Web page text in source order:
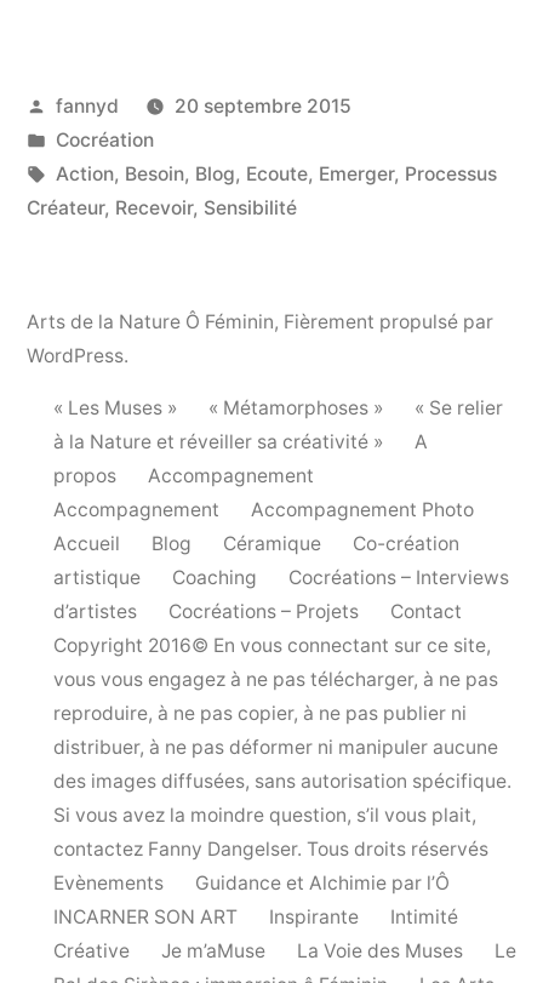
Publié
par
fannyd
20 septembre 2015
Publié
dans
Cocréation
Étiquettes :
Action, Besoin, Blog, Ecoute, Emerger, Processus
Créateur, Recevoir, Sensibilité
Arts de la Nature Ô Féminin, Fièrement propulsé par
WordPress.
« Les Muses » « Métamorphoses »
« Se relier
à la Nature et réveiller sa créativité »
A
propos
Accompagnement
Accompagnement
Accompagnement Photo
Accueil
Blog Céramique
Co-création
artistique
Coaching
Cocréations – Interviews
d’artistes
Cocréations – Projets
Contact
Copyright 2016© En vous connectant sur ce site,
vous vous engagez à ne pas télécharger, à ne pas
reproduire, à ne pas copier, à ne pas publier ni
distribuer, à ne pas déformer ni manipuler aucune
des images diffusées, sans autorisation spécifique.
Si vous avez la moindre question, s’il vous plait,
contactez Fanny Dangelser. Tous droits réservés
Evènements
Guidance et Alchimie par l’Ô
INCARNER SON ART
Inspirante
Intimité
Créative
Je m’aMuse La Voie des Muses
Le